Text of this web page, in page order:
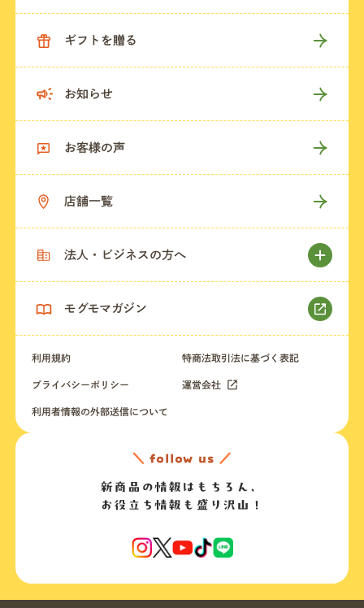
ギフトを贈る
お知らせ
お客様の声
店舗一覧
法人・ビジネスの方へ
モグモマガジン
利用規約 特商法取引法に基づく表記
プライバシーポリシー 運営会社
利用者情報の外部送信について
＼ follow us ／
新商品の情報はもちろん、
お役立ち情報も盛り沢山！